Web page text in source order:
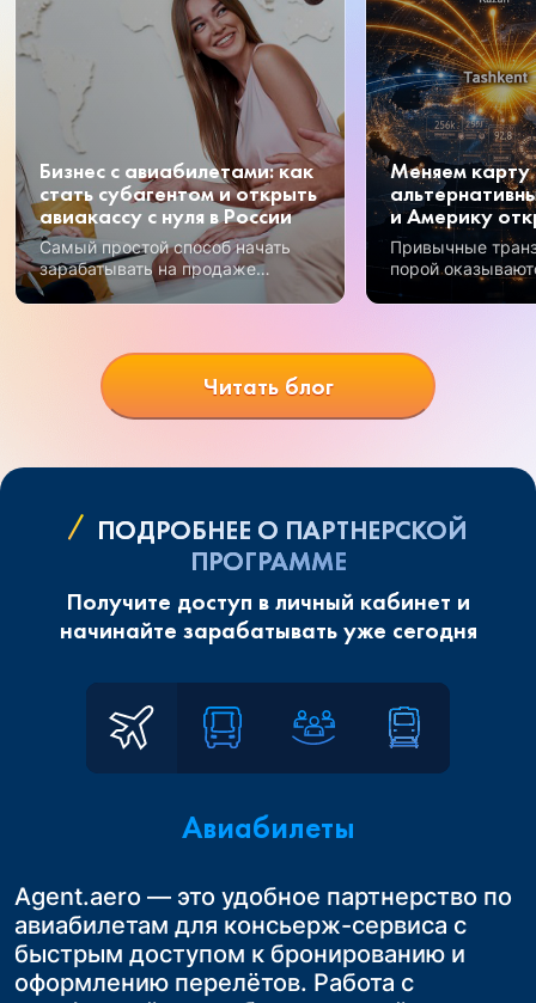
Бизнес с авиабилетами: как
стать субагентом и открыть
авиакассу с нуля в России
Самый простой способ начать
зарабатывать на продаже
авиабилетов – получение
субагентского статуса.
Меняем карту
и Америку
Привычные
порой
Но открываются
возможности, и
Узбекистан.
Читать блог
ПОДРОБНЕЕ О ПАРТНЕРСКОЙ
ПРОГРАММЕ
Получите доступ в личный кабинет и
начинайте зарабатывать уже сегодня
Авиабилеты
Agent.aero — это удобное партнерство по
авиабилетам для консьерж-сервиса с
быстрым доступом к бронированию и
оформлению перелётов. Работа с
Сотрудничая с Agent.aero в России, Вы
получаете возможность предложить
своим клиентам удобные трансферы до
конечного пункта назначения
Это удобное и выгодное решение для
турагентств в России, которые
занимаются организацией авторских
Расширьте возможности вашего бизнеса.
Начните продавать ж/д билеты по России,
Казахстану и Узбекистану.
Это простой и эффективный способ